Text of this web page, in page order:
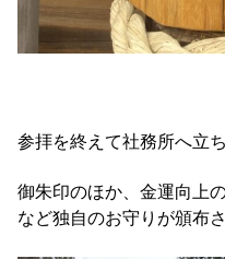
参拝を終えて社務所へ立
御朱印のほか、金運向上
など独自のお守りが頒布